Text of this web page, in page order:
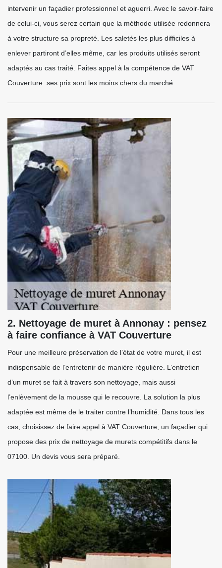
intervenir un façadier professionnel et aguerri. Avec le savoir-faire
de celui-ci, vous serez certain que la méthode utilisée redonnera
à votre structure sa propreté. Les saletés les plus difficiles à
enlever partiront d’elles même, car les produits utilisés seront
adaptés au cas traité. Faites appel à la compétence de VAT
Couverture. ses prix sont les moins chers du marché.
2. Nettoyage de muret à Annonay : pensez
à faire confiance à VAT Couverture
Pour une meilleure préservation de l’état de votre muret, il est
indispensable de l’entretenir de manière régulière. L’entretien
d’un muret se fait à travers son nettoyage, mais aussi
l’enlèvement de la mousse qui le recouvre. La solution la plus
adaptée est même de le traiter contre l’humidité. Dans tous les
cas, choisissez de faire appel à VAT Couverture, un façadier qui
propose des prix de nettoyage de murets compétitifs dans le
07100. Un devis vous sera préparé.